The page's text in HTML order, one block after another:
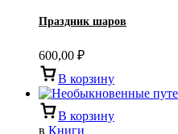
Праздник шаров
600,00 ₽
В корзину
В корзину
в Книги